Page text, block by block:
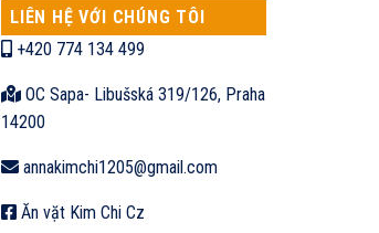
LIÊN HỆ VỚI CHÚNG TÔI
+420 774 134 499
OC Sapa- Libušská 319/126, Praha
14200
annakimchi1205@gmail.com
Ăn vặt Kim Chi Cz